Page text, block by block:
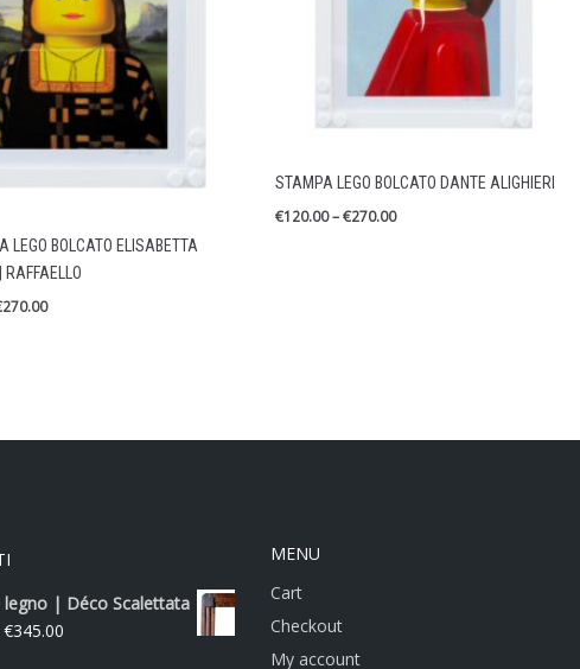
LEGO BOLCATO ELISABETTA
270.00
STAMPA LEGO BOLCATO DANTE ALIGHIERI
€120.00–€270.00
legno | Déco Scalettata
€345.00
MENU
Cart
Checkout
My account